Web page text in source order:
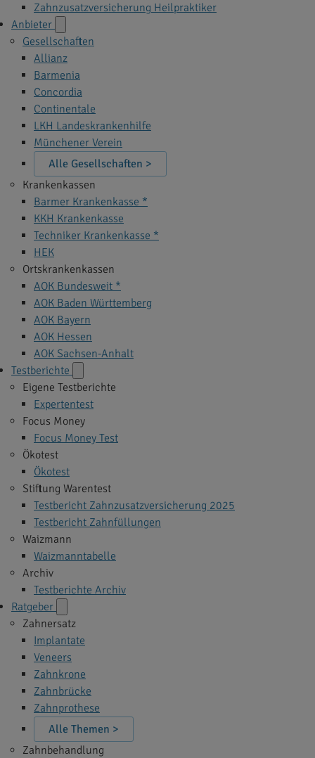
Zahnzusatzversicherung Heilpraktiker
Anbieter
Gesellschaften
Allianz
Barmenia
Concordia
Continentale
LKH Landeskrankenhilfe
Münchener Verein
Alle Gesellschaften >
Krankenkassen
Barmer Krankenkasse *
KKH Krankenkasse
Techniker Krankenkasse *
HEK
Ortskrankenkassen
AOK Bundesweit *
AOK Baden Württemberg
AOK Bayern
AOK Hessen
AOK Sachsen-Anhalt
Testberichte
Eigene Testberichte
Expertentest
Focus Money
Focus Money Test
Ökotest
Ökotest
Stiftung Warentest
Testbericht Zahnzusatzversicherung 2025
Testbericht Zahnfüllungen
Waizmann
Waizmanntabelle
Archiv
Testberichte Archiv
Ratgeber
Zahnersatz
Implantate
Veneers
Zahnkrone
Zahnbrücke
Zahnprothese
Alle Themen >
Zahnbehandlung